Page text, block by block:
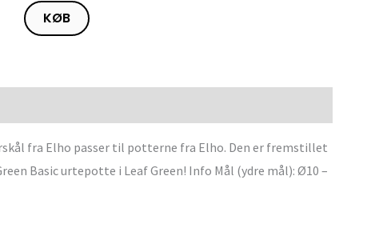
KØB
fra Elho passer til potterne fra Elho. Den er fremstillet
Basic urtepotte i Leaf Green! Info Mål (ydre mål): Ø10 –